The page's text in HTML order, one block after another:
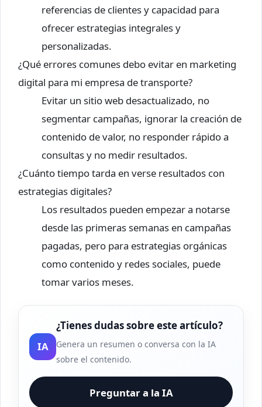
referencias de clientes y capacidad para
ofrecer estrategias integrales y
personalizadas.
¿Qué errores comunes debo evitar en marketing
digital para mi empresa de transporte?
Evitar un sitio web desactualizado, no
segmentar campañas, ignorar la creación de
contenido de valor, no responder rápido a
consultas y no medir resultados.
¿Cuánto tiempo tarda en verse resultados con
estrategias digitales?
Los resultados pueden empezar a notarse
desde las primeras semanas en campañas
pagadas, pero para estrategias orgánicas
como contenido y redes sociales, puede
tomar varios meses.
IA
¿Tienes dudas sobre este artículo?
Genera un resumen o conversa con la IA
sobre el contenido.
Preguntar a la IA